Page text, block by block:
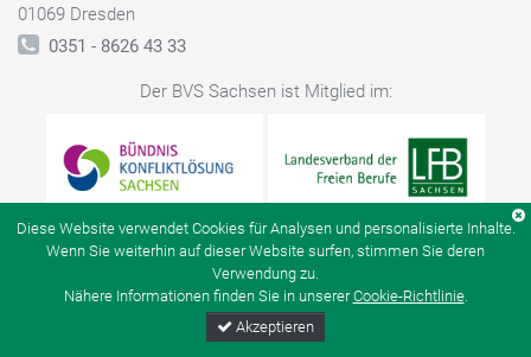
01069 Dresden
0351 - 8626 43 33
Der BVS Sachsen ist Mitglied im:
Datenschutz
Diese Website verwendet Cookies für Analysen und personalisierte Inhalte.
Wenn Sie weiterhin auf dieser Website surfen, stimmen Sie deren
Verwendung zu.
Nähere Informationen finden Sie in unsererCookie-Richtlinie.
Akzeptieren